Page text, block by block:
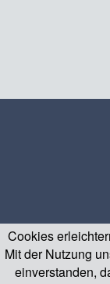
Cookies
Mit der Nutzung
einverstanden,